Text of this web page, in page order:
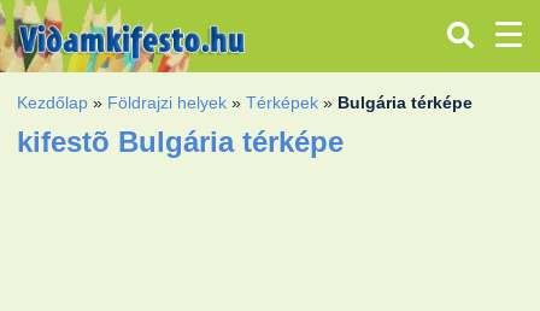
Kezdőlap » Földrajzi helyek »Térképek » Bulgária térképe
kifestõ Bulgária térképe